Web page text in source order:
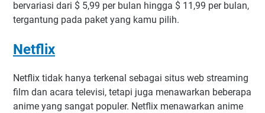
bervariasi dari $ 5,99 per bulan hingga $ 11,99 per bulan,
tergantung pada paket yang kamu pilih.
Netflix
Netflix tidak hanya terkenal sebagai situs web streaming
film dan acara televisi, tetapi juga menawarkan beberapa
anime yang sangat populer. Netflix menawarkan anime